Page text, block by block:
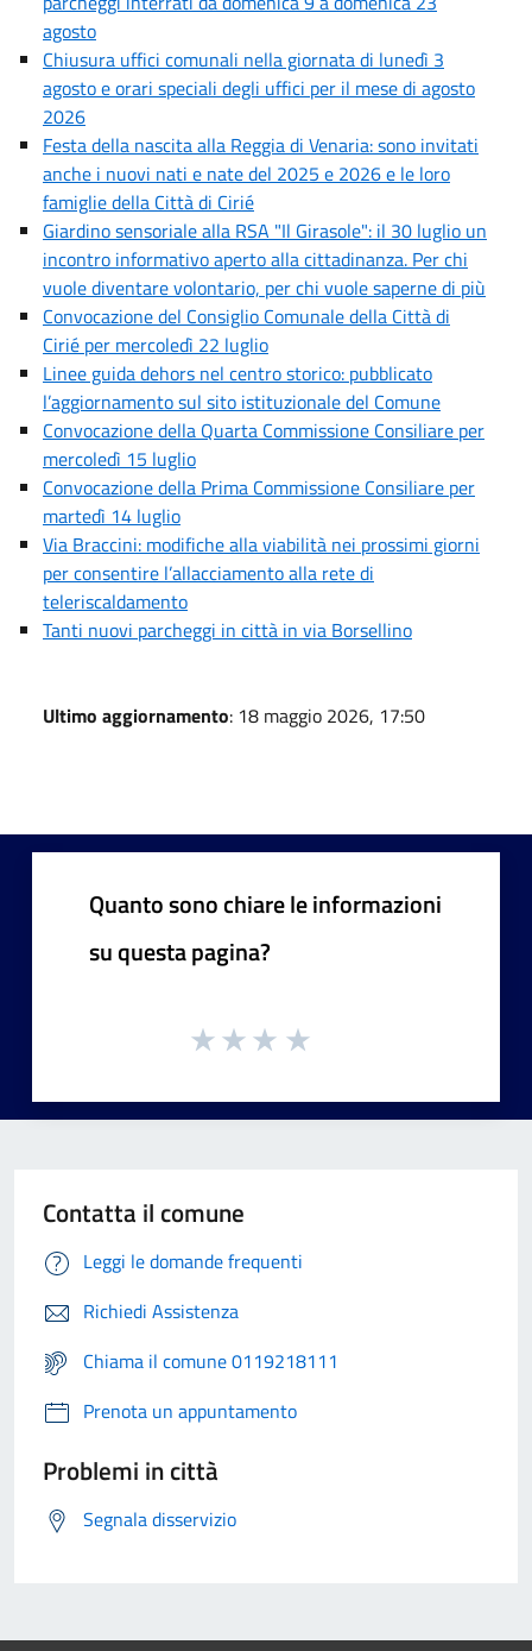
agosto
Chiusura uffici comunali nella giornata di lunedì 3
agosto e orari speciali degli uffici per il mese di agosto
2026
Festa della nascita alla Reggia di Venaria: sono invitati
anche i nuovi nati e nate del 2025 e 2026 e le loro
famiglie della Città di Cirié
Giardino sensoriale alla RSA "Il Girasole": il 30 luglio un
incontro informativo aperto alla cittadinanza. Per chi
vuole diventare volontario, per chi vuole saperne di più
Convocazione del Consiglio Comunale della Città di
Cirié per mercoledì 22 luglio
Linee guida dehors nel centro storico: pubblicato
l’aggiornamento sul sito istituzionale del Comune
Convocazione della Quarta Commissione Consiliare per
mercoledì 15 luglio
Convocazione della Prima Commissione Consiliare per
martedì 14 luglio
Via Braccini: modifiche alla viabilità nei prossimi giorni
per consentire l’allacciamento alla rete di
teleriscaldamento
Tanti nuovi parcheggi in città in via Borsellino
Ultimo aggiornamento: 18 maggio 2026, 17:50
Quanto sono chiare le informazioni
su questa pagina?
Contatta il comune
Leggi le domande frequenti
Richiedi Assistenza
Chiama il comune 0119218111
Prenota un appuntamento
Problemi in città
Segnala disservizio